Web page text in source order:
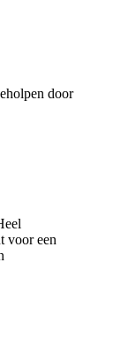
door
voor een